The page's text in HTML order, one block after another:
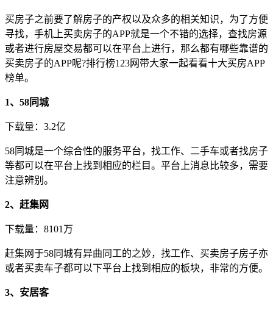
买房子之前要了解房子的产权以及众多的相关知识，为了方便
寻找，手机上买卖房子的APP就是一个不错的选择，查找房源
或者进行房屋交易都可以在平台上进行，那么都有哪些靠谱的
买卖房子的APP呢?排行榜123网带大家一起看看十大买房APP
榜单。
1、58同城
下载量：3.2亿
58同城是一个综合性的服务平台，找工作、二手车或者找房子
等都可以在平台上找到相应的栏目。平台上消息比较多，需要
注意辨别。
2、赶集网
下载量：8101万
赶集网于58同城有异曲同工的之妙，找工作、买卖房子房子亦
或者买卖车子都可以下平台上找到相应的板块，非常的方便。
3、安居客